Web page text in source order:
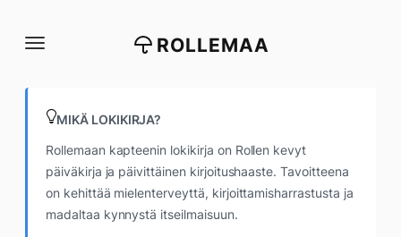
suoraan
ROLLEMAA
MIKÄ LOKIKIRJA?
Rollemaan kapteenin lokikirja on Rollen kevyt
päiväkirja ja päivittäinen kirjoitushaaste. Tavoitteena
on kehittää mielenterveyttä, kirjoittamisharrastusta ja
madaltaa kynnystä itseilmaisuun.